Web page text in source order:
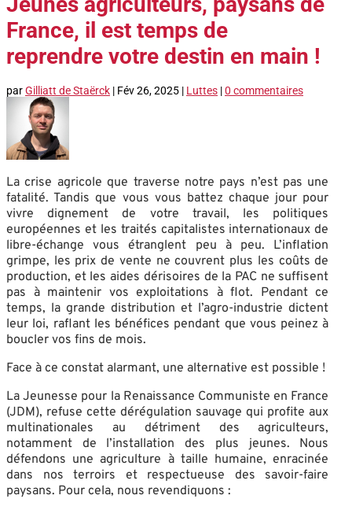
France, il est temps de
reprendre votre destin en main !
parGilliatt de Staërck | Fév 26, 2025 | Luttes |0 commentaires
La crise agricole que traverse notre pays n’est pas une
fatalité. Tandis que vous vous battez chaque jour pour
vivre dignement de votre travail, les politiques
européennes et les traités capitalistes internationaux de
libre-échange vous étranglent peu à peu. L’inflation
grimpe, les prix de vente ne couvrent plus les coûts de
production, et les aides dérisoires de la PAC ne suffisent
pas à maintenir vos exploitations à flot. Pendant ce
temps, la grande distribution et l’agro-industrie dictent
leur loi, raflant les bénéfices pendant que vous peinez à
boucler vos fins de mois.
Face à ce constat alarmant, une alternative est possible !
La Jeunesse pour la Renaissance Communiste en France
(JDM), refuse cette dérégulation sauvage qui profite aux
multinationales au détriment des agriculteurs,
notamment de l’installation des plus jeunes. Nous
défendons une agriculture à taille humaine, enracinée
dans nos terroirs et respectueuse des savoir-faire
paysans. Pour cela, nous revendiquons :